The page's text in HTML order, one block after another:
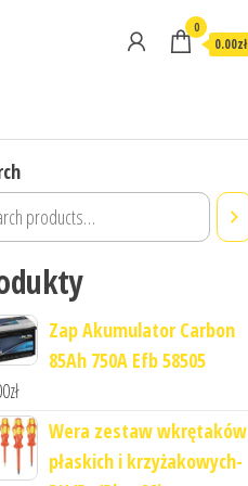
0
0.00zł
Zap Akumulator Carbon
85Ah 750A Efb 58505
zł
Wera zestaw wkrętaków
płaskich i krzyżakowych-